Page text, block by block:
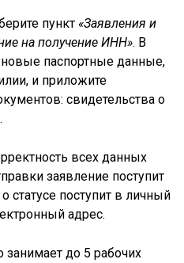
пункт«Заявления и
на получение ИНН». В
паспортные данные,
и приложите
свидетельства о
всех данных
заявление поступит
статусе поступит в личный
адрес.
до 5 рабочих